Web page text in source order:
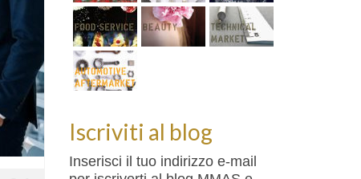
Iscriviti al blog
Inserisci il tuo indirizzo e-mail